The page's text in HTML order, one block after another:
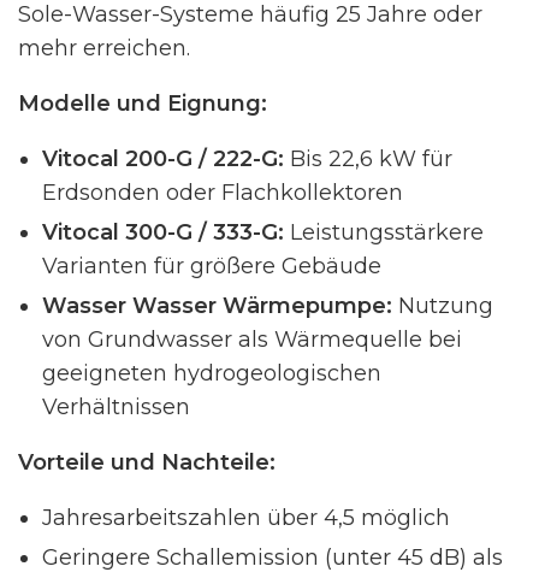
Sole-Wasser-Systeme häufig 25 Jahre oder
mehr erreichen.
Modelle und Eignung:
Vitocal 200-G / 222-G: Bis 22,6 kW für
Erdsonden oder Flachkollektoren
Vitocal 300-G / 333-G: Leistungsstärkere
Varianten für größere Gebäude
Wasser Wasser Wärmepumpe: Nutzung
von Grundwasser als Wärmequelle bei
geeigneten hydrogeologischen
Verhältnissen
Vorteile und Nachteile:
Jahresarbeitszahlen über 4,5 möglich
Geringere Schallemission (unter 45 dB) als